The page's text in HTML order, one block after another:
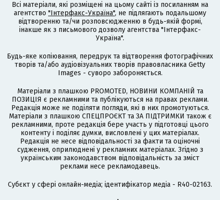
Всі матеріали, які розміщені на цьому сайті із посиланням на
агентство "Інтерфакс-Україна", не підлягають подальшому
відтворенню та/чи розповсюдженню в будь-якій формі,
інакше як з письмового дозволу агентства "Інтерфакс-
Україна".
Будь-яке копіювання, передрук та відтворення фотографічних
творів та/або аудіовізуальних творів правовласника Getty
Images - суворо забороняється.
Матеріали з плашкою PROMOTED, НОВИНИ КОМПАНІЙ та
ПОЗИЦІЯ є рекламними та публікуються на правах реклами.
Редакція може не поділяти погляди, які в них промотуються.
Матеріали з плашкою СПЕЦПРОЄКТ та ЗА ПІДТРИМКИ також є
рекламними, проте редакція бере участь у підготовці цього
контенту і поділяє думки, висловлені у цих матеріалах.
Редакція не несе відповідальності за факти та оціночні
судження, оприлюднені у рекламних матеріалах. Згідно з
українським законодавством відповідальність за зміст
реклами несе рекламодавець.
Cубєкт у сфері онлайн-медіа; ідентифікатор медіа - R40-02163.